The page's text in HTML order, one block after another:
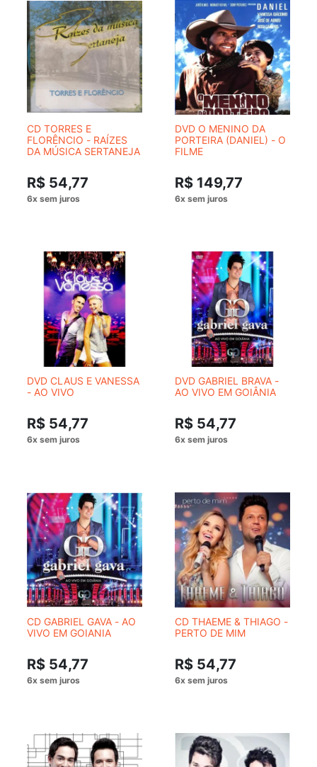
CD TORRES E
FLORÊNCIO - RAÍZES
DA MÚSICA SERTANEJA
R$ 54,77
DVD O MENINO DA
PORTEIRA (DANIEL) - O
FILME
R$ 149,77
DVD CLAUS E VANESSA
- AO VIVO
R$ 54,77
DVD GABRIEL BRAVA -
AO VIVO EM GOIÂNIA
R$ 54,77
CD GABRIEL GAVA - AO
VIVO EM GOIANIA
R$ 54,77
CD THAEME & THIAGO -
PERTO DE MIM
R$ 54,77